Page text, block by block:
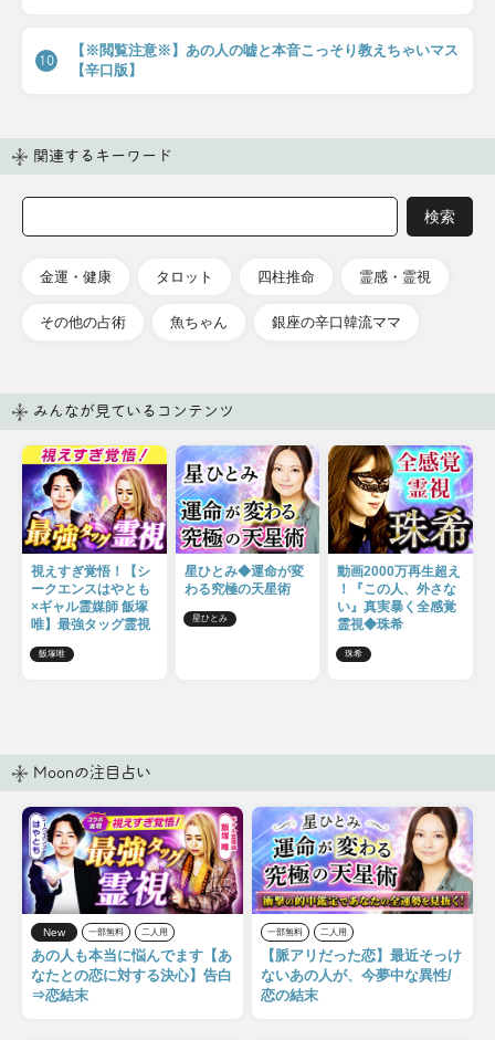
10
【※閲覧注意※】あの人の嘘と本音こっそり教えちゃいマス
【辛口版】
関連するキーワード
金運・健康 タロット 四柱推命 霊感・霊視
その他の占術 魚ちゃん 銀座の辛口韓流ママ
みんなが見ているコンテンツ
視えすぎ覚悟！【シ
ークエンスはやとも
×ギャル霊媒師 飯塚
唯】最強タッグ霊視
飯塚唯
星ひとみ◆運命が変
わる究極の天星術
星ひとみ
動画2000万再生超え
！『この人、外さな
い』真実暴く全感覚
霊視◆珠希
珠希
Moonの注目占い
New 一部無料 二人用
あの人も本当に悩んでます【あ
なたとの恋に対する決心】告白
⇒恋結末
一部無料 二人用
【脈アリだった恋】最近そっけ
ないあの人が、今夢中な異性/
恋の結末